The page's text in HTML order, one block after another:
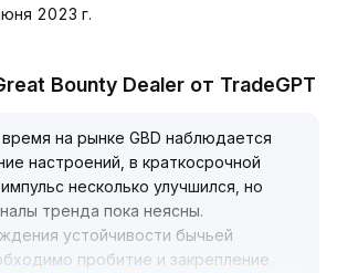
2023 г.
Bounty Dealer от TradeGPT
на рынке GBD наблюдается
настроений, в краткосрочной
несколько улучшился, но
тренда пока неясны.
устойчивости бычьей
пробитие и закрепление